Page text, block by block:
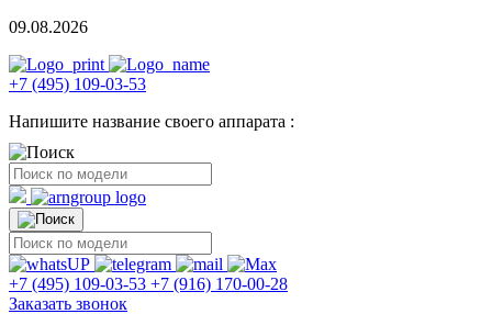
09.08.2026
+7 (495) 109-03-53
Напишите название своего аппарата :
+7 (495) 109-03-53 +7 (916) 170-00-28
Заказать звонок